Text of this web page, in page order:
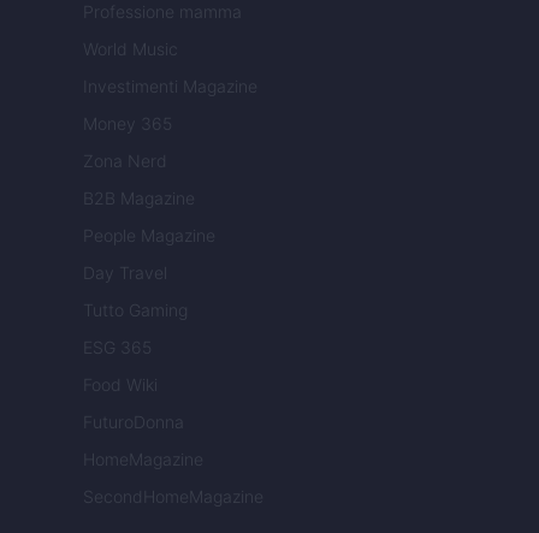
Professione mamma
World Music
Investimenti Magazine
Money 365
Zona Nerd
B2B Magazine
People Magazine
Day Travel
Tutto Gaming
ESG 365
Food Wiki
FuturoDonna
HomeMagazine
SecondHomeMagazine